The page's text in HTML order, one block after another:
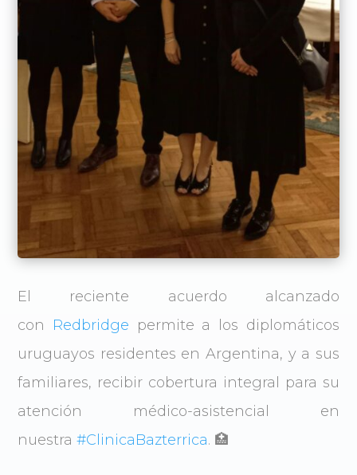
El reciente acuerdo alcanzado
con
Redbridge permite a los diplomáticos
uruguayos residentes en Argentina, y a sus
familiares, recibir cobertura integral para su
atención médico-asistencial en
nuestra #ClinicaBazterrica. 🏥